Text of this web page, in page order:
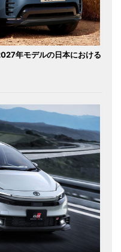
年モデルの日本における